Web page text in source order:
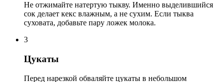
Не отжимайте натертую тыкву. Именно выделившийся
сок делает кекс влажным, а не сухим. Если тыква
суховата, добавьте пару ложек молока.
3
Цукаты
Перед нарезкой обваляйте цукаты в небольшом